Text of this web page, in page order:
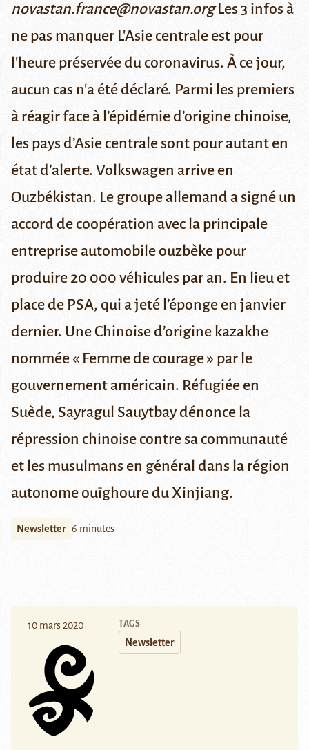
novastan.france@novastan.orgLes 3 infos à
ne pas manquer L'Asie centrale est pour
l'heure préservée du coronavirus. À ce jour,
aucun cas n'a été déclaré. Parmi les premiers
à réagir face à l’épidémie d’origine chinoise,
les pays d’Asie centrale sont pour autanten
état d’alerte. Volkswagen arrive en
Ouzbékistan. Le groupe allemand a signé un
accord de coopération avec la principale
entreprise automobile ouzbèke pour
produire 20 000 véhicules par an. En lieu et
place de PSA, qui a jeté l’éponge en janvier
dernier. Une Chinoise d’origine kazakhe
nommée « Femme de courage » par le
gouvernement américain. Réfugiée en
Suède, Sayragul Sauytbay dénonce la
répression chinoise contre sa communauté
et les musulmans en général dans la région
autonome ouïghoure du Xinjiang.
Newsletter 6 minutes
10 mars 2020 TAGS
Newsletter